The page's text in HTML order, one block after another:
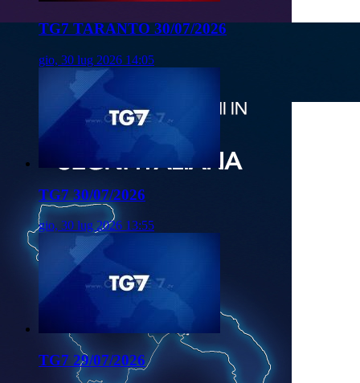
TG7 TARANTO 30/07/2026
gio, 30 lug 2026 14:05
TG7 30/07/2026
gio, 30 lug 2026 13:55
TG7 29/07/2026